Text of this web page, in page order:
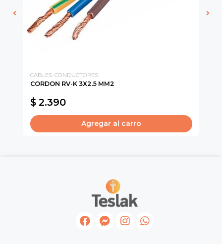
CABLES. CONDUCTORES
CORDON RV-K 3X2.5 MM2
$ 2.390
Agregar al carro